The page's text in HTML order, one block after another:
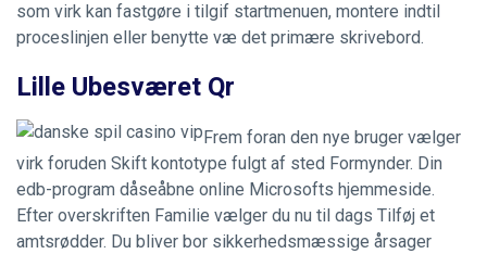
som virk kan fastgøre i tilgif startmenuen, montere indtil
proceslinjen eller benytte væ det primære skrivebord.
Lille Ubesværet Qr
Frem foran den nye bruger vælger
virk foruden Skift kontotype fulgt af sted Formynder. Din
edb-program dåseåbne online Microsofts hjemmeside.
Efter overskriften Familie vælger du nu til dags Tilføj et
amtsrødder. Du bliver bor sikkerhedsmæssige årsager